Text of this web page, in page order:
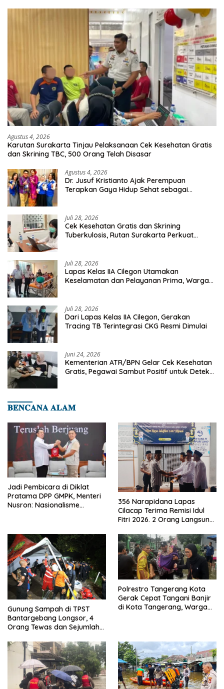
Agustus 4, 2026
Karutan Surakarta Tinjau Pelaksanaan Cek Kesehatan Gratis
dan Skrining TBC, 500 Orang Telah Disasar
Agustus 4, 2026
Dr. Jusuf Kristianto Ajak Perempuan
Terapkan Gaya Hidup Sehat sebagai
Juli 28, 2026
Cek Kesehatan Gratis dan Skrining
Tuberkulosis, Rutan Surakarta Perkuat
Juli 28, 2026
Lapas Kelas IIA Cilegon Utamakan
Keselamatan dan Pelayanan Prima, Warga
Juli 28, 2026
Dari Lapas Kelas IIA Cilegon, Gerakan
Tracing TB Terintegrasi CKG Resmi Dimulai
Juni 24, 2026
Kementerian ATR/BPN Gelar Cek Kesehatan
Gratis, Pegawai Sambut Positif untuk Deteksi
𝐁𝐄𝐍𝐂𝐀𝐍𝐀 𝐀𝐋𝐀𝐌
Jadi Pembicara di Diklat
Pratama DPP GMPK, Menteri
Nusron: Nasionalisme
356 Narapidana Lapas
Cilacap Terima Remisi Idul
Fitri 2026. 2 Orang Langsung
Gunung Sampah di TPST
Bantargebang Longsor, 4
Orang Tewas dan Sejumlah
Polrestro Tangerang Kota
Gerak Cepat Tangani Banjir
di Kota Tangerang, Warga